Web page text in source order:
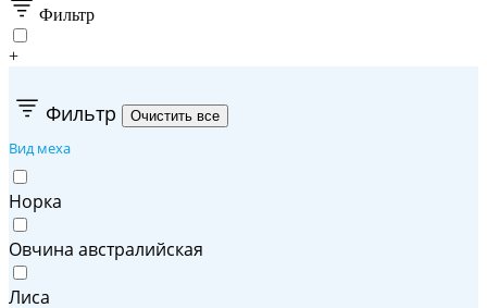
Фильтр
+
Фильтр
Вид меха
Норка
Овчина австралийская
Лиса